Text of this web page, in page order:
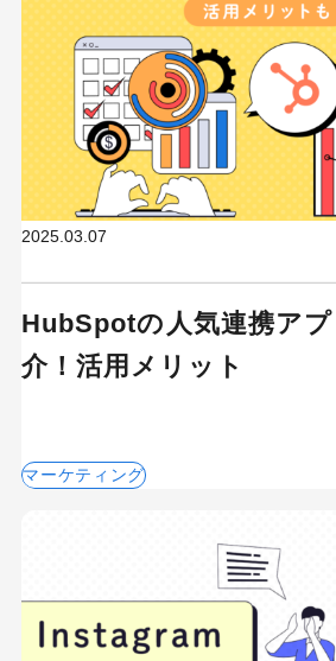
2025.03.07
HubSpotの人気連携ア
介！活用メリット
マーケティング